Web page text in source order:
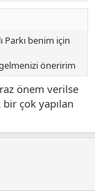
Parkı benim için
öneririm
önem verilse
çok yapılan